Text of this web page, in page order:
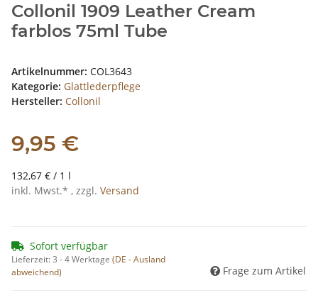
Collonil 1909 Leather Cream
farblos 75ml Tube
Artikelnummer: COL3643
Kategorie: Glattlederpflege
Hersteller: Collonil
9,95 €
132,67 € / 1 l
inkl. Mwst.* , zzgl. Versand
Sofort verfügbar
Lieferzeit:3 - 4 Werktage (DE - Ausland
abweichend)
Frage zum Artikel